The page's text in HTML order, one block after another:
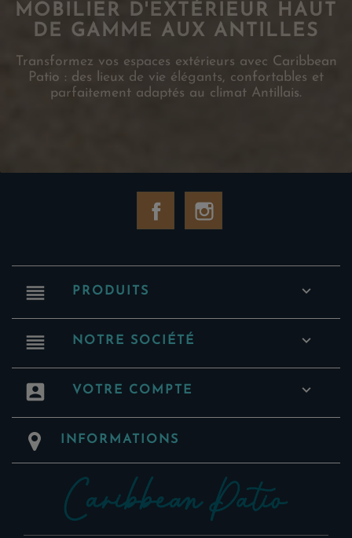
MOBILIER D'EXTÉRIEUR HAUT
DE GAMME AUX ANTILLES
Transformez vos espaces extérieurs avec Caribbean
Patio : des lieux de vie élégants, confortables et
parfaitement adaptés au climat Antillais.
Facebook
reorder PRODUITS 
reorder NOTRE SOCIÉTÉ 
account_box VOTRE COMPTE 
INFORMATIONS